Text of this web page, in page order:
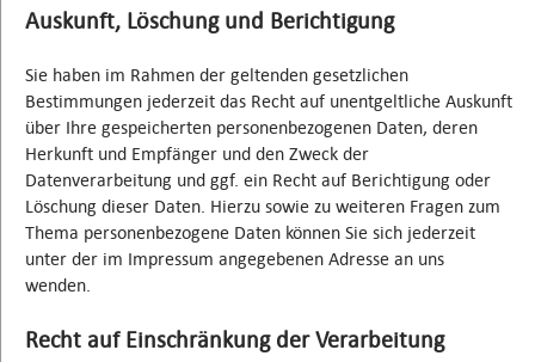
Auskunft, Löschung und Berichtigung
Sie haben im Rahmen der geltenden gesetzlichen
Bestimmungen jederzeit das Recht auf unentgeltliche Auskunft
über Ihre gespeicherten personenbezogenen Daten, deren
Herkunft und Empfänger und den Zweck der
Datenverarbeitung und ggf. ein Recht auf Berichtigung oder
Löschung dieser Daten. Hierzu sowie zu weiteren Fragen zum
Thema personenbezogene Daten können Sie sich jederzeit
unter der im Impressum angegebenen Adresse an uns
wenden.
Recht auf Einschränkung der Verarbeitung